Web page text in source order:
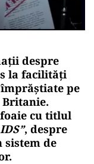
despre
la facilități
pe
Britanie.
cu titlul
, despre
sistem de